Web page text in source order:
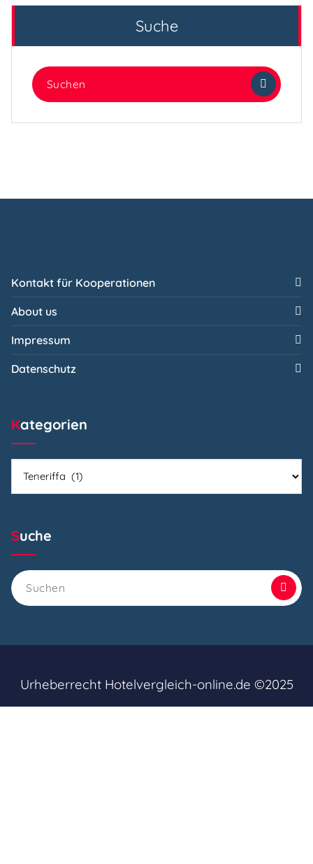
Suche
Suchen
nach:
Kontakt für Kooperationen
About us
Impressum
Datenschutz
Kategorien
Suche
Suchen
nach:
Urheberrecht Hotelvergleich-online.de ©2025